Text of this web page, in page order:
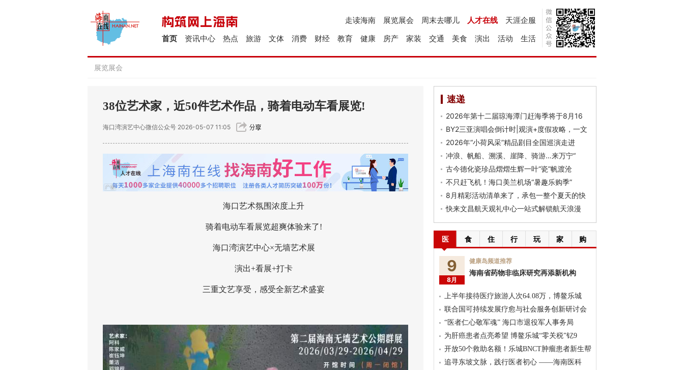
天涯企服
人才在线
周末去哪儿
展览展会
走读海南
生活
活动
演出
美食
交通
家装
房产
健康
教育
财经
消费
文体
旅游
热点
资讯中心
首页
展览展会
38位艺术家，近50件艺术作品，骑着电动车看展览!
海口湾演艺中心微信公众号 2026-05-07 11:05
海口艺术氛围浓度上升
骑着电动车看展览超爽体验来了!
海口湾演艺中心×无墙艺术展
演出+看展+打卡
三重文艺享受，感受全新艺术盛宴
速递
2026年第十二届琼海潭门赶海季将于8月16
BY2三亚演唱会倒计时|观演+度假攻略，一文
2026年“小荷风采”精品剧目全国巡演走进
冲浪、帆船、溯溪、崖降、骑游…来万宁“
古今德化瓷珍品熠熠生辉一叶“瓷”帆渡沧
不只赶飞机！海口美兰机场“暑趣乐购季”
8月精彩活动清单来了，承包一整个夏天的快
快来文昌航天观礼中心一站式解锁航天浪漫
医 食 住 行 玩 家 购
9
8月
健康岛频道推荐
海南省药物非临床研究再添新机构
上半年接待医疗旅游人次64.08万，博鳌乐城
联合国可持续发展疗愈与社会服务创新研讨会
“医者仁心敬军魂” 海口市退役军人事务局
为肝癌患者点亮希望 博鳌乐城“零关税”钇9
开放50个救助名额！乐城BNCT肿瘤患者新生帮
追寻东坡文脉，践行医者初心 ——海南医科